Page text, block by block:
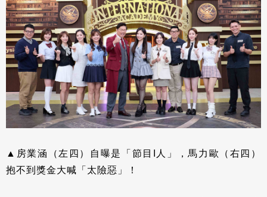
▲房業涵（左四）自曝是「節目I人」，馬力歐（右四）
抱不到獎金大喊「太險惡」！